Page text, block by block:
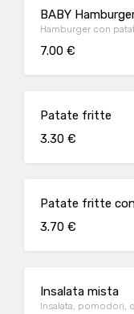
BABY
Hamburger con
7.00 €
Patate fritte
3.30 €
Patate fritte
3.70 €
Insalata mista
Insalata, pomodori,